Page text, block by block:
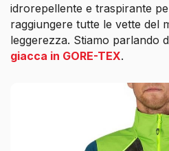
idrorepellente e traspirante
raggiungere tutte le vette del
leggerezza. Stiamo parlando
giacca in GORE-TEX.